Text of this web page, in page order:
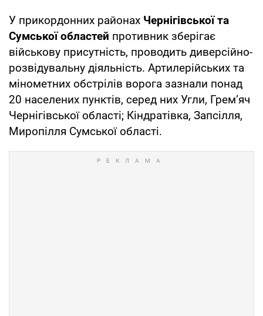
У прикордонних районах Чернігівської та
Сумської областей противник зберігає
військову присутність, проводить диверсійно-
розвідувальну діяльність. Артилерійських та
мінометних обстрілів ворога зазнали понад
20 населених пунктів, серед них Угли, Грем’яч
Чернігівської області; Кіндратівка, Запсілля,
Миропілля Сумської області.